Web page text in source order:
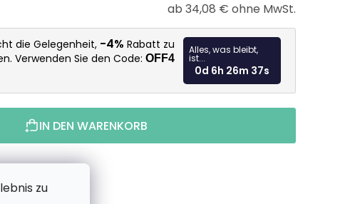
zu
ab 34,08 € ohne MwSt.
die Gelegenheit, -4% Rabatt zu
Verwenden Sie den Code: OFF4
Alles, was bleibt,
ist...
0d 6h 26m 36s
IN DEN WARENKORB